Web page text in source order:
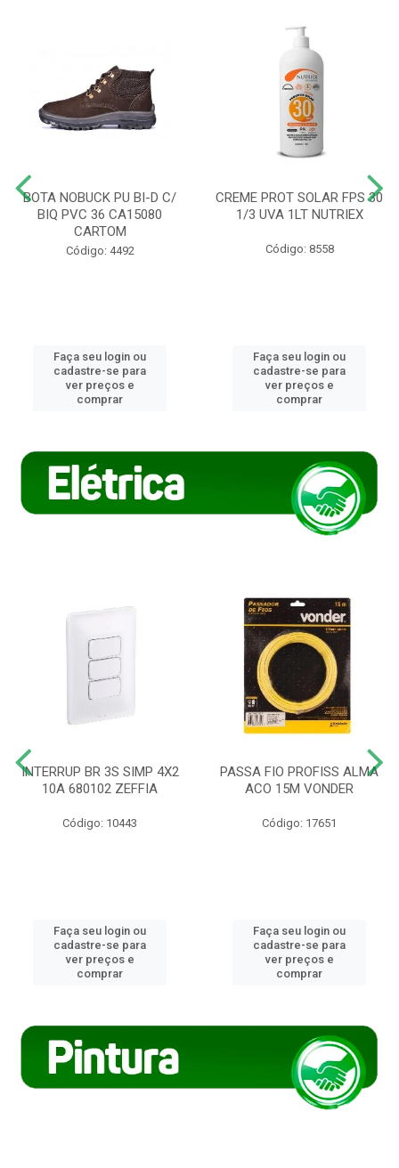
BOTA NOBUCK PU BI-D C/
BIQ PVC 36 CA15080
CARTOM
Código: 4492
Faça seu login ou
cadastre-se para
ver preços e
comprar
CREME PROT SOLAR FPS 30
1/3 UVA 1LT NUTRIEX
Código: 8558
Faça seu login ou
cadastre-se para
ver preços e
comprar
INTERRUP BR 3S SIMP 4X2
10A 680102 ZEFFIA
Código: 10443
Faça seu login ou
cadastre-se para
ver preços e
comprar
PASSA FIO PROFISS ALMA
ACO 15M VONDER
Código: 17651
Faça seu login ou
cadastre-se para
ver preços e
comprar